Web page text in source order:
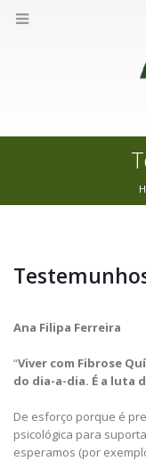
Ana Filipa Ferreira
“Viver com Fibrose
do dia-a-dia. É a luta
De esforço porque é
psicológica para
esperamos (por